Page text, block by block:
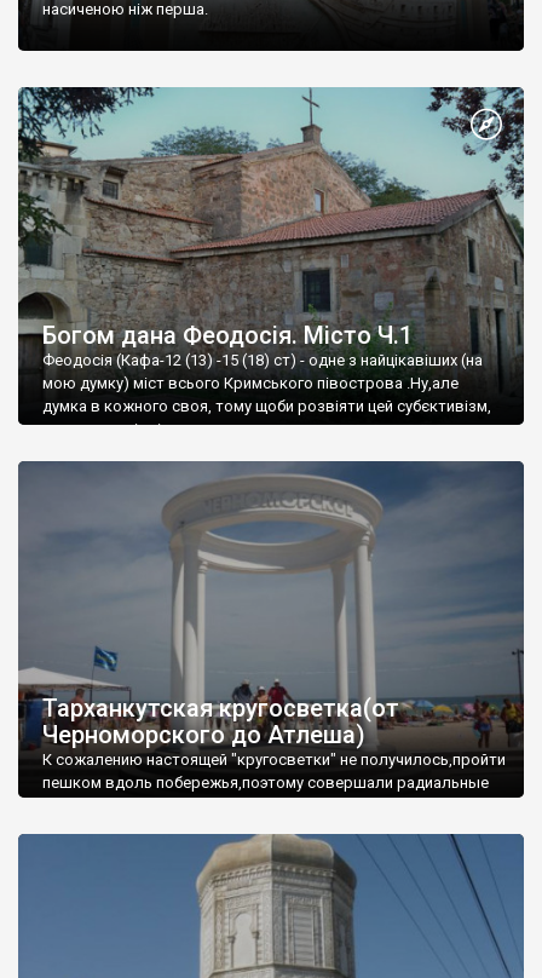
насиченою ніж перша.
Богом дана Феодосія. Місто Ч.1
Феодосія (Кафа-12 (13) -15 (18) ст) - одне з найцікавіших (на
мою думку) міст всього Кримського півострова .Ну,але
думка в кожного своя, тому щоби розвіяти цей субєктивізм,
запрошую відвідати це
Тарханкутская кругосветка(от
Черноморского до Атлеша)
К сожалению настоящей "кругосветки" не получилось,пройти
пешком вдоль побережья,поэтому совершали радиальные